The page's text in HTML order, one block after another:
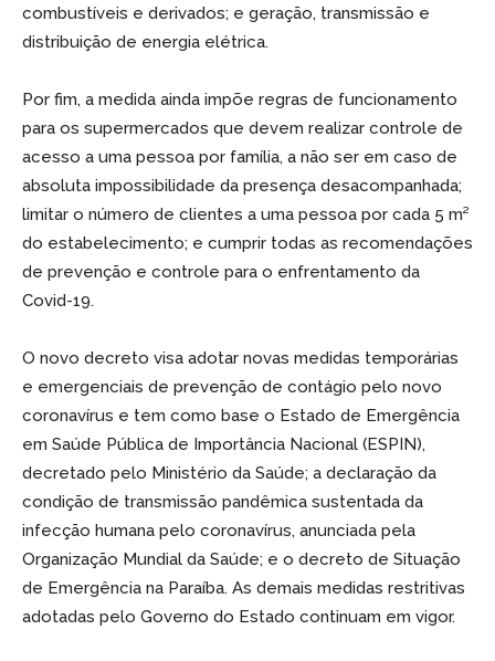
combustíveis e derivados; e geração, transmissão e
distribuição de energia elétrica.
Por fim, a medida ainda impõe regras de funcionamento
para os supermercados que devem realizar controle de
acesso a uma pessoa por família, a não ser em caso de
absoluta impossibilidade da presença desacompanhada;
limitar o número de clientes a uma pessoa por cada 5 m²
do estabelecimento; e cumprir todas as recomendações
de prevenção e controle para o enfrentamento da
Covid-19.
O novo decreto visa adotar novas medidas temporárias
e emergenciais de prevenção de contágio pelo novo
coronavírus e tem como base o Estado de Emergência
em Saúde Pública de Importância Nacional (ESPIN),
decretado pelo Ministério da Saúde; a declaração da
condição de transmissão pandêmica sustentada da
infecção humana pelo coronavírus, anunciada pela
Organização Mundial da Saúde; e o decreto de Situação
de Emergência na Paraíba. As demais medidas restritivas
adotadas pelo Governo do Estado continuam em vigor.